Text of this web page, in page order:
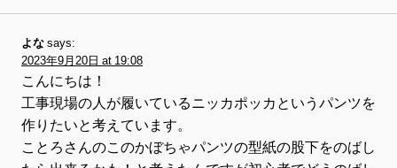
よな says:
2023年9月20日 at 19:08
こんにちは！
工事現場の人が履いているニッカポッカというパンツを
作りたいと考えています。
ことろさんのこのかぼちゃパンツの型紙の股下をのばし